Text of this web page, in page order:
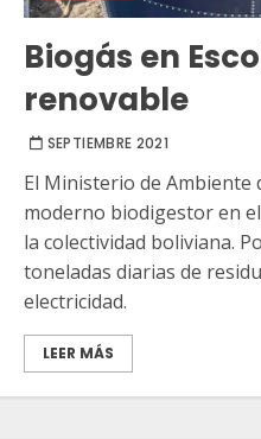
Biogás en
renovable
SEPTIEMBRE 2021
El Ministerio de
moderno biodigestor en
la colectividad boliviana.
toneladas diarias de
electricidad.
LEER MÁS